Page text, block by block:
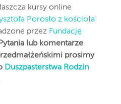
kursy online
Porosło z kościoła
przez Fundację
Pytania lub komentarze
prosimy
Duszpasterstwa Rodzin